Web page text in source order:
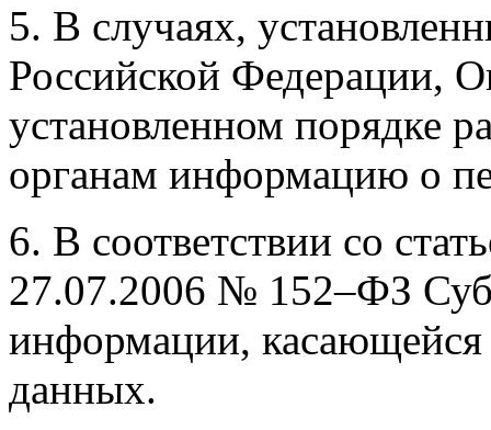
5. В случаях,
Российской Федерации,
установленном порядке
органам информацию о
6. В соответствии со
27.07.2006 № 152–ФЗ
информации, касающейся
данных.